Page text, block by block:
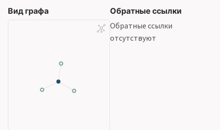
Вид графа
Обратные ссылки
Обратные ссылки
отсутствуют